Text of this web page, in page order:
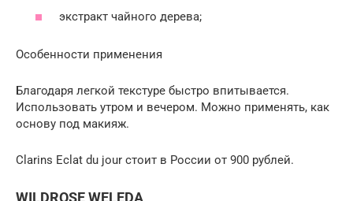
экстракт чайного дерева;
Особенности применения
Благодаря легкой текстуре быстро впитывается.
Использовать утром и вечером. Можно применять, как
основу под макияж.
Clarins Eclat du jour стоит в России от 900 рублей.
WILDROSE WELEDA